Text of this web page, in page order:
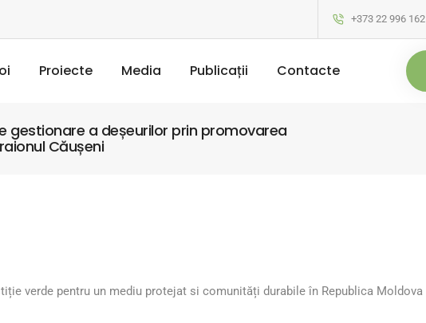
+373 22 996 162
Proiecte Media Publicații Contacte
gestionare a deșeurilor prin promovarea
Căușeni
verde pentru un mediu protejat si comunități durabile în Republica Moldova